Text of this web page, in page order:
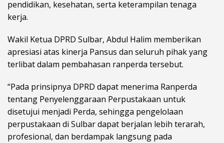
pendidikan, kesehatan, serta keterampilan tenaga
kerja.
Wakil Ketua DPRD Sulbar, Abdul Halim memberikan
apresiasi atas kinerja Pansus dan seluruh pihak yang
terlibat dalam pembahasan ranperda tersebut.
“Pada prinsipnya DPRD dapat menerima Ranperda
tentang Penyelenggaraan Perpustakaan untuk
disetujui menjadi Perda, sehingga pengelolaan
perpustakaan di Sulbar dapat berjalan lebih terarah,
profesional, dan berdampak langsung pada